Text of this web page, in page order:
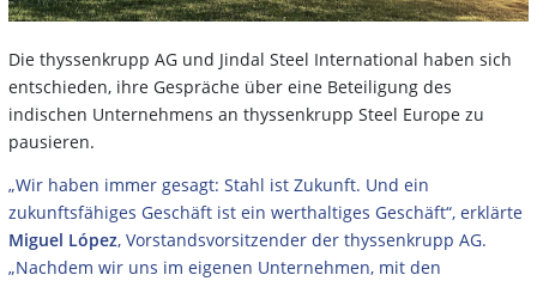
Die thyssenkrupp AG und Jindal Steel International haben sich
entschieden, ihre Gespräche über eine Beteiligung des
indischen Unternehmens an thyssenkrupp Steel Europe zu
pausieren.
„Wir haben immer gesagt: Stahl ist Zukunft. Und ein
zukunftsfähiges Geschäft ist ein werthaltiges Geschäft“, erklärte
Miguel López, Vorstandsvorsitzender der thyssenkrupp AG.
„Nachdem wir uns im eigenen Unternehmen, mit den